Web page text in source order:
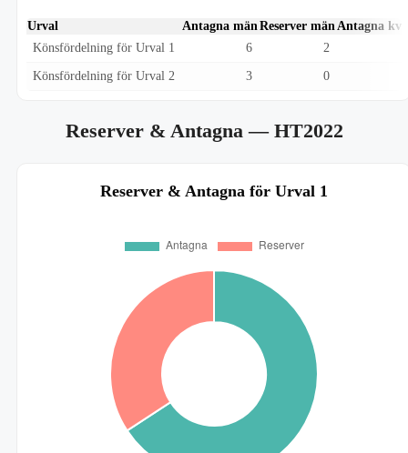
Urval Antagna mänReserver mänAntagna
Könsfördelning för Urval 1
6 2
Könsfördelning för Urval 2 3 0
Reserver & Antagna— HT2022
Reserver & Antagna för Urval 1